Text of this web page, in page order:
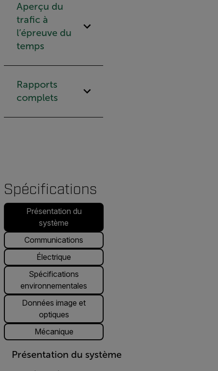
Aperçu du
trafic à
l’épreuve du
temps
Rapports
complets
Spécifications
Présentation du
système
Communications
Électrique
Spécifications
environnementales
Données image et
optiques
Mécanique
Présentation du système